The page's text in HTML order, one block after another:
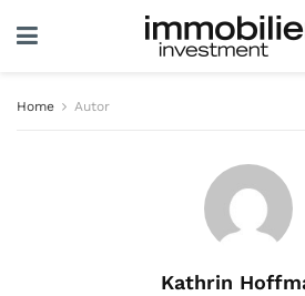
Home Autor
Kathrin